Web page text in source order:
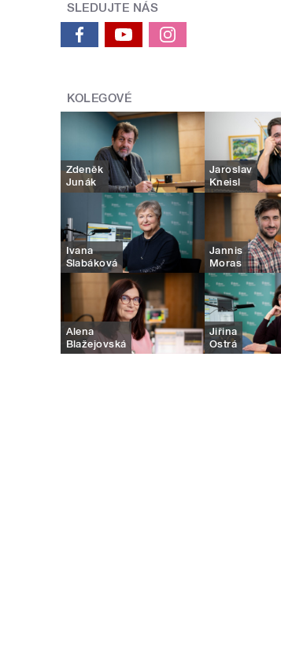
SLEDUJTE NÁS
KOLEGOVÉ
Zdeněk
Junák
Jaroslav
Kneisl
Ivana
Slabáková
Jannis
Moras
Alena
Blažejovská
Jiřina
Ostrá